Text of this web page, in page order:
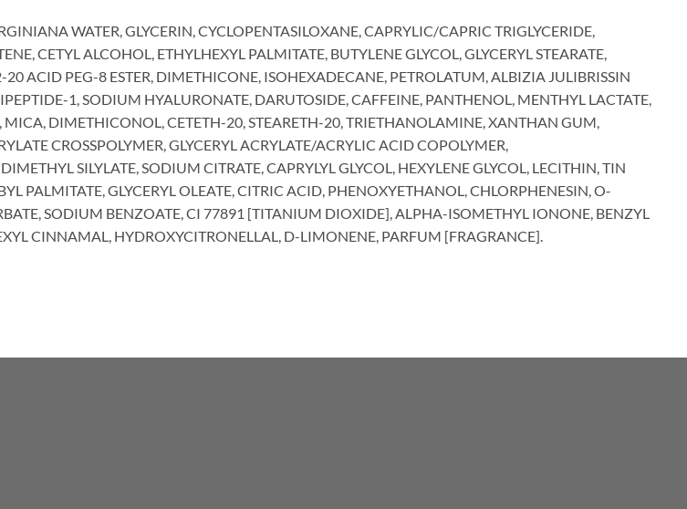
WATER, GLYCERIN, CYCLOPENTASILOXANE, CAPRYLIC/CAPRIC TRIGLYCERIDE,
CETYL ALCOHOL, ETHYLHEXYL PALMITATE, BUTYLENE GLYCOL, GLYCERYL STEARATE,
20 ACID PEG-8 ESTER, DIMETHICONE, ISOHEXADECANE, PETROLATUM, ALBIZIA JULIBRISSIN
1, SODIUM HYALURONATE, DARUTOSIDE, CAFFEINE, PANTHENOL, MENTHYL LACTATE,
MICA, DIMETHICONOL, CETETH-20, STEARETH-20, TRIETHANOLAMINE, XANTHAN GUM,
CROSSPOLYMER, GLYCERYL ACRYLATE/ACRYLIC ACID COPOLYMER,
SILYLATE, SODIUM CITRATE, CAPRYLYL GLYCOL, HEXYLENE GLYCOL, LECITHIN, TIN
PALMITATE, GLYCERYL OLEATE, CITRIC ACID, PHENOXYETHANOL, CHLORPHENESIN, O-
SODIUM BENZOATE, CI 77891 [TITANIUM DIOXIDE], ALPHA-ISOMETHYL IONONE, BENZYL
CINNAMAL, HYDROXYCITRONELLAL, D-LIMONENE, PARFUM [FRAGRANCE].